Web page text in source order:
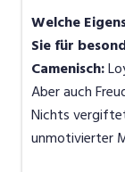
Welche
Sie für
Camenisch:
Aber auch
Nichts
unmotivierter